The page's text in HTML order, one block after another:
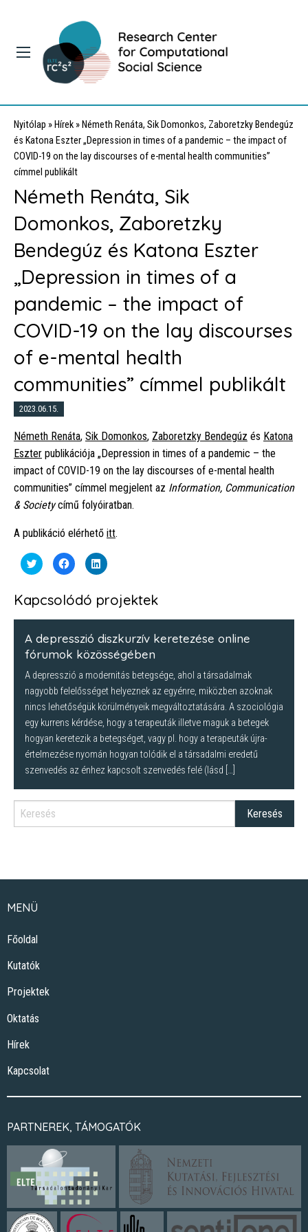
Nyitólap » Hírek » Németh Renáta, Sik Domonkos, Zaboretzky Bendegúz
és Katona Eszter „Depression in times of a pandemic – the impact of
COVID-19 on the lay discourses of e-mental health communities”
címmel publikált
Németh Renáta, Sik
Domonkos, Zaboretzky
Bendegúz és Katona Eszter
„Depression in times of a
pandemic – the impact of
COVID-19 on the lay discourses
of e-mental health
communities” címmel publikált
2023.06.15.
Németh Renáta, Sik Domonkos, Zaboretzky Bendegúz és Katona
Eszter publikációja „Depression in times of a pandemic – the
impact of COVID-19 on the lay discourses of e-mental health
communities” címmel megjelent az Information, Communication
& Societycímű folyóiratban.
A publikáció elérhető itt.
Click
to
share
Twitter
(Opens
new
Click
to
share
Facebook
(Opens
new
Click
to
LinkedIn
(Opens
new
Kapcsolódó projektek
A depresszió diszkurzív keretezése online
fórumok közösségében
A depresszió a modernitás betegsége, ahol a társadalmak
nagyobb felelősséget helyeznek az egyénre, miközben azoknak
nincs lehetőségük körülményeik megváltoztatására. A szociológia
egy kurrens kérdése, hogy a terapeuták illetve maguk a betegek
hogyan keretezik a betegséget, vagy pl. hogy a terapeuták újra-
értelmezése nyomán hogyan tolódik el a társadalmi eredetű
szenvedés az énhez kapcsolt szenvedés felé (lásd […]
MENÜ
Főoldal
Kutatók
Projektek
Oktatás
Hírek
Kapcsolat
PARTNEREK, TÁMOGATÓK